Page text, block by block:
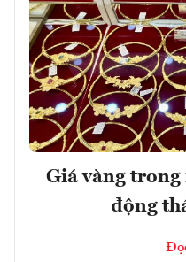
Giá vàng trong
động